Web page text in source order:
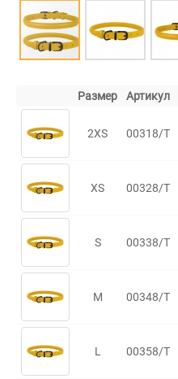
Размер Артикул
2XS 00318/Т
XS 00328/Т
S 00338/Т
M 00348/Т
L 00358/Т